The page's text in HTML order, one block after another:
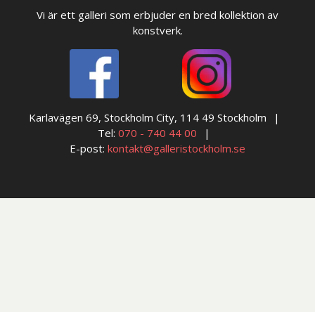
Vi är ett galleri som erbjuder en bred kollektion av
konstverk.
Karlavägen 69, Stockholm City, 114 49 Stockholm
Tel: 070 - 740 44 00
E-post: kontakt@galleristockholm.se